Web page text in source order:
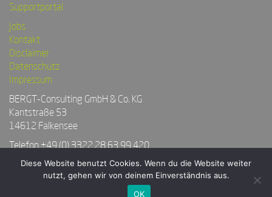
Supportportal
Jobs
Kontakt
Disclaimer
Datenschutz
Impressum
BERGT-Consulting GmbH & Co. KG
Kantstraße 53
14612 Falkensee
Telefon+49 (0) 3322 28 63 99 420
Telefax +49 (0) 3322 28 63 99 425
Diese Website benutzt Cookies. Wenn du die Website weiter
nutzt, gehen wir von deinem Einverständnis aus.
OK